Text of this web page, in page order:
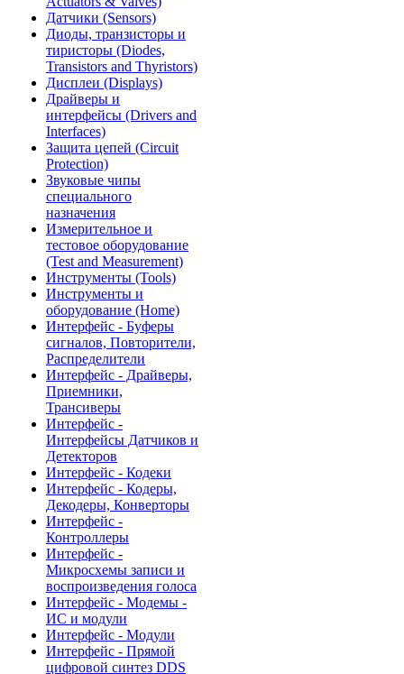
Датчики (Sensors)
Диоды, транзисторы и
тиристоры (Diodes,
Transistors and Thyristors)
Дисплеи (Displays)
Драйверы и
интерфейсы (Drivers and
Interfaces)
Защита цепей (Circuit
Protection)
Звуковые чипы
специального
назначения
Измерительное и
тестовое оборудование
(Test and Measurement)
Инструменты (Tools)
Инструменты и
оборудование (Home)
Интерфейс - Буферы
сигналов, Повторители,
Распределители
Интерфейс - Драйверы,
Приемники,
Трансиверы
Интерфейс -
Интерфейсы Датчиков и
Детекторов
Интерфейс - Кодеки
Интерфейс - Кодеры,
Декодеры, Конверторы
Интерфейс -
Контроллеры
Интерфейс -
Микросхемы записи и
воспроизведения голоса
Интерфейс - Модемы -
ИС и модули
Интерфейс - Модули
Интерфейс - Прямой
цифровой синтез DDS